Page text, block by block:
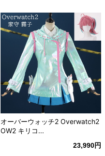
オーバーウォッチ2 Overwatch2
OW2 キリコ...
23,990円